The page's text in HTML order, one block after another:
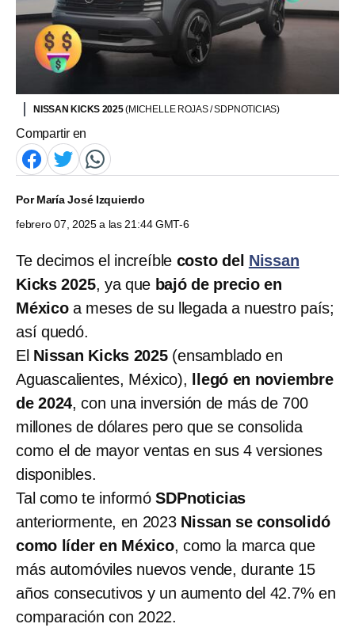
NISSAN KICKS 2025(MICHELLE ROJAS / SDPNOTICIAS)
Compartir en
PorMaría José Izquierdo
febrero 07, 2025 a las 21:44 GMT-6
Te decimos el increíble costo del Nissan
Kicks 2025, ya que bajó de precio en
Méxicoa meses de su llegada a nuestro país;
así quedó.
El Nissan Kicks 2025(ensamblado en
Aguascalientes, México),
llegó en noviembre
de 2024, con una inversión de más de 700
millones de dólares pero que se consolida
como el de mayor ventas en sus 4 versiones
disponibles.
Tal como te informóSDPnoticias
anteriormente, en 2023 Nissan se consolidó
como líder en México, como la marca que
más automóviles nuevos vende, durante 15
años consecutivos y un aumento del 42.7% en
comparación con 2022.